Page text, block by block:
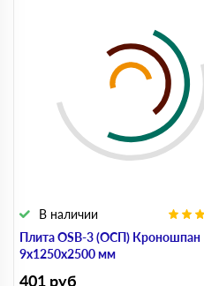
Плита OSB-3 (ОСП) Кроношпан
9х1250х2500 мм
В наличии
401 руб